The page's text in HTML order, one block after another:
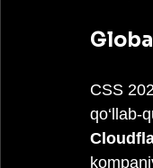
CSS
qo‘llab-